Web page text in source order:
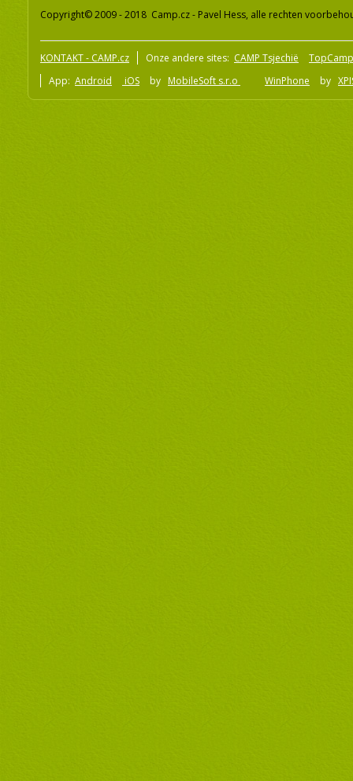
Copyright© 2009 - 2018 Camp.cz - Pavel Hess, alle rechten
KONTAKT - CAMP.cz Onze andere sites: CAMP Tsjechië
App: Android iOS by MobileSoft s.r.o WinPhone by